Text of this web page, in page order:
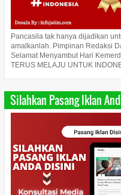
Pancasila tak hanya dijadikan
amalkanlah. Pimpinan Redaksi
Selamat Menyambut Hari
TERUS MELAJU UNTUK
Silahkan Pasang Iklan